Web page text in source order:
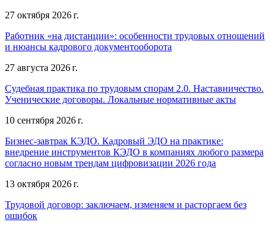
27 октября 2026 г.
Работник «на дистанции»: особенности трудовых отношений
и нюансы кадрового документооборота
27 августа 2026 г.
Судебная практика по трудовым спорам 2.0. Наставничество.
Ученические договоры. Локальные нормативные акты
10 сентября 2026 г.
Бизнес-завтрак КЭДО. Кадровый ЭДО на практике:
внедрение инструментов КЭДО в компаниях любого размера
согласно новым трендам цифровизации 2026 года
13 октября 2026 г.
Трудовой договор: заключаем, изменяем и расторгаем без
ошибок